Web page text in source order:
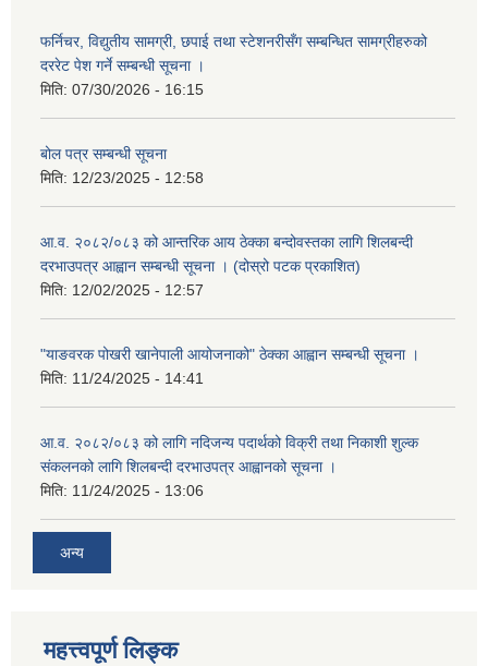
फर्निचर, विद्युतीय सामग्री, छपाई तथा स्टेशनरीसँग सम्बन्धित सामग्रीहरुको
दररेट पेश गर्ने सम्बन्धी सूचना ।
मिति: 07/30/2026 - 16:15
बोल पत्र सम्बन्धी सूचना
मिति: 12/23/2025 - 12:58
आ.व. २०८२/०८३ को आन्तरिक आय ठेक्का बन्दोवस्तका लागि शिलबन्दी
दरभाउपत्र आह्वान सम्बन्धी सूचना । (दोस्रो पटक प्रकाशित)
मिति: 12/02/2025 - 12:57
"याङवरक पोखरी खानेपाली आयोजनाको" ठेक्का आह्वान सम्बन्धी सूचना ।
मिति: 11/24/2025 - 14:41
आ.व. २०८२/०८३ को लागि नदिजन्य पदार्थको विक्री तथा निकाशी शुल्क
संकलनको लागि शिलबन्दी दरभाउपत्र आह्वानको सूचना ।
मिति: 11/24/2025 - 13:06
अन्य
महत्त्वपूर्ण लिङ्क